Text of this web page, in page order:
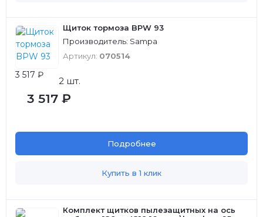
Щиток тормоза BPW 93
Производитель: Sampa
Артикул: 070514
3 517 ₽
2 шт.
3 517 ₽
Подробнее
Купить в 1 клик
Комплект щитков пылезащитных на ось